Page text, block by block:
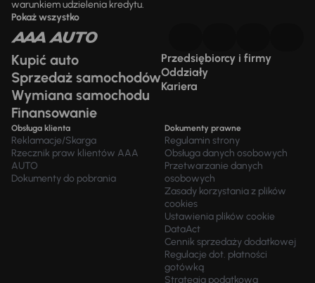
warunkiem udzielenia kredytu.
Pokaż wszystko
Kupić auto
Sprzedaż samochodów
Wymiana samochodu
Finansowanie
Przedsiębiorcy i firmy
Oddziały
Kariera
Obsługa klienta
Reklamacje/Skarga
Rzecznik praw klientów AAA
AUTO
Dokumenty do pobrania
Dokumenty prawne
Regulamin strony
Obsługa danych osobowych
Przetwarzanie danych
osobowych
Zasady korzystania z plików
cookies
Ustawienia plików cookie
DataAct
Cennik sprzedaży dodatkowej
Regulacje dot. płatności
gotówką
Strategia podatkowa